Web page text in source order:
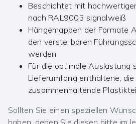
Beschichtet mit
nach RAL9003 signalweiß
Hängemappen der Formate
den verstellbaren
werden
Für die optimale Auslastung
Lieferumfang enthaltene, die
zusammenhaltende
Sollten Sie einen speziellen